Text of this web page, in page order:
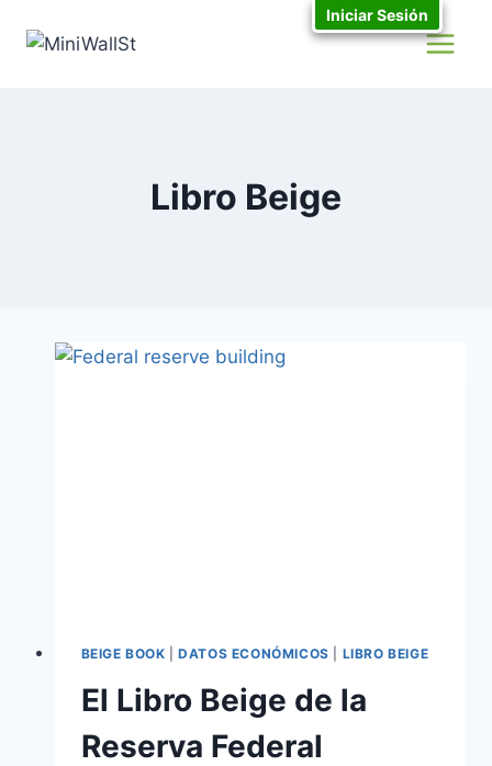
Libro Beige
BEIGE BOOK |DATOS ECONÓMICOS LIBRO BEIGE
El Libro Beige de la
Reserva Federal
Iniciar Sesión